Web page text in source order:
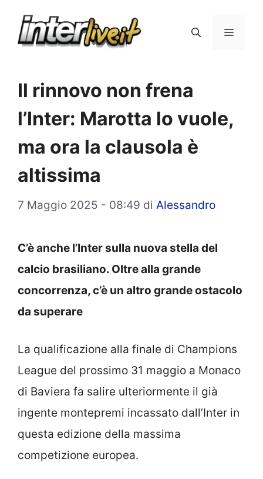
Menu
Il rinnovo non frena
l’Inter: Marotta lo vuole,
ma ora la clausola è
altissima
7 Maggio 2025 - 08:49 di Alessandro
C’è anche l’Inter sulla nuova stella del
calcio brasiliano. Oltre alla grande
concorrenza, c’è un altro grande ostacolo
da superare
La qualificazione alla finale di Champions
League del prossimo 31 maggio a Monaco
di Baviera fa salire ulteriormente il già
ingente montepremi incassato dall’Inter in
questa edizione della massima
competizione europea.